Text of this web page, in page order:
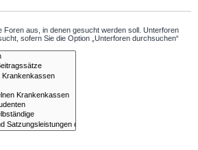
Foren aus, in denen gesucht werden soll. Unterforen
sofern Sie die Option „Unterforen durchsuchen“